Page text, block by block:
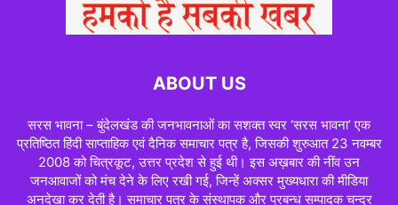
ABOUT US
सरस भावना – बुंदेलखंड की जनभावनाओं का सशक्त स्वर ‘सरस भावना’ एक
प्रतिष्ठित हिंदी साप्ताहिक एवं दैनिक समाचार पत्र है, जिसकी शुरुआत 23 नवम्बर
2008 को चित्रकूट, उत्तर प्रदेश से हुई थी। इस अख़बार की नींव उन
जनआवाजों को मंच देने के लिए रखी गई, जिन्हें अक्सर मुख्यधारा की मीडिया
अनदेखा कर देती है। समाचार पत्र के संस्थापक और प्रबन्ध सम्पादक चन्द्र